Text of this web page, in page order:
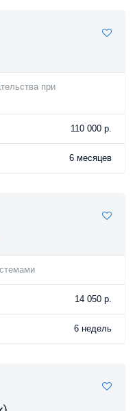
при
110 000 р.
6 месяцев
14 050 р.
6 недель